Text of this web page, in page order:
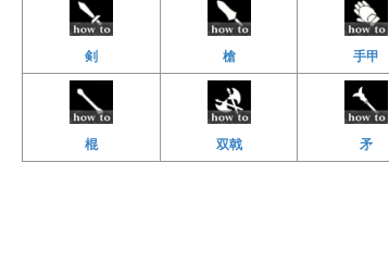
剣 槍 手甲
棍 双戟 矛